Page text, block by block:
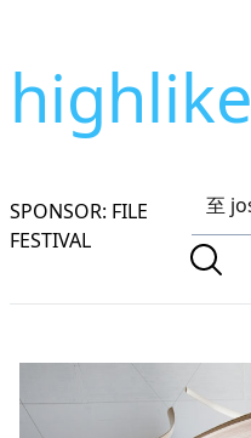
highlike
SPONSOR: FILE
FESTIVAL